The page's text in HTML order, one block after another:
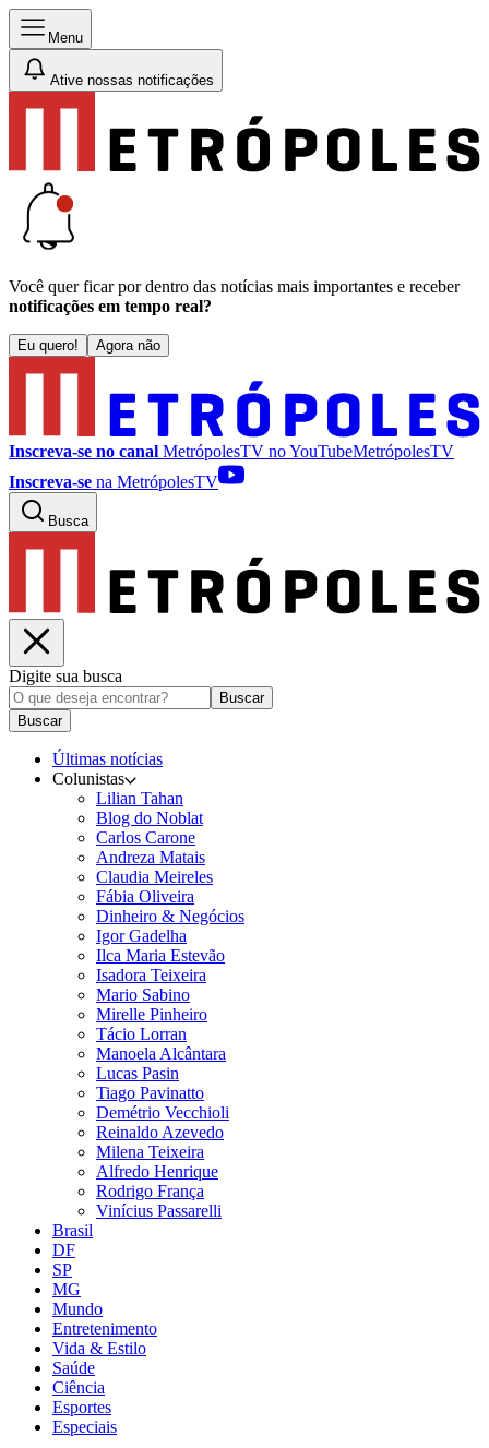
Menu
Ative nossas notificações
Você quer ficar por dentro das notícias mais importantes e receber
notificações em tempo real?
Eu quero! Agora não
Inscreva-se no canal MetrópolesTV noYouTubeMetrópolesTV
Inscreva-se na MetrópolesTV
Busca
Digite sua busca
Buscar
Buscar
Últimas notícias
Colunistas
Lilian Tahan
Blog do Noblat
Carlos Carone
Andreza Matais
Claudia Meireles
Fábia Oliveira
Dinheiro & Negócios
Igor Gadelha
Ilca Maria Estevão
Isadora Teixeira
Mario Sabino
Mirelle Pinheiro
Tácio Lorran
Manoela Alcântara
Lucas Pasin
Tiago Pavinatto
Demétrio Vecchioli
Reinaldo Azevedo
Milena Teixeira
Alfredo Henrique
Rodrigo França
Vinícius Passarelli
Brasil
DF
SP
MG
Mundo
Entretenimento
Vida & Estilo
Saúde
Ciência
Esportes
Especiais